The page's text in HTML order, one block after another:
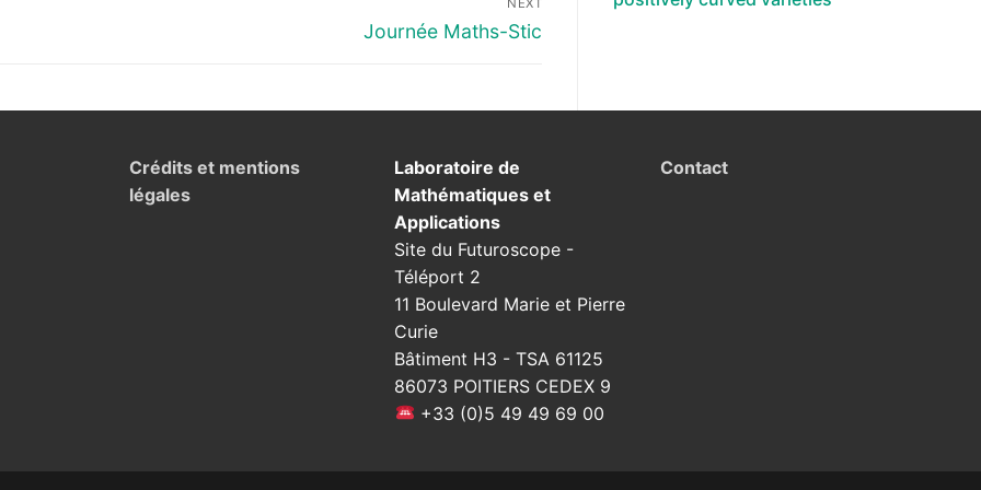
Next
Journée Maths-Stic
Crédits et mentions
légales
Laboratoire de
Mathématiques et
Applications
Site du Futuroscope -
Téléport 2
11 Boulevard Marie et Pierre
Curie
Bâtiment H3 - TSA 61125
86073 POITIERS CEDEX 9
+33 (0)5 49 49 69 00
Contact